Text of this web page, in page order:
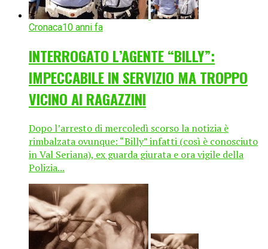
Cronaca10 anni fa
INTERROGATO L’AGENTE “BILLY”:
IMPECCABILE IN SERVIZIO MA TROPPO
VICINO AI RAGAZZINI
Dopo l’arresto di mercoledì scorso la notizia è
rimbalzata ovunque: “Billy” infatti (così è conosciuto
in Val Seriana), ex guarda giurata e ora vigile della
Polizia...